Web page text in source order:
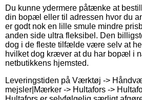
Du kunne ydermere påtænke at
din bopæl eller til adressen hvor du
er godt nok en lille smule mindre
anden side ultra fleksibel. Den
dog i de fleste tilfælde være selv at
hvilket dog kræver at du har bopæl i
netbutikkens hjemsted.
Leveringstiden på Værktøj ->
mejsler|Mærker -> Hultafors ->